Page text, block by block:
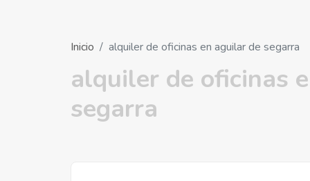
Inicio alquiler de oficinas en aguilar de segarra
alquiler de oficinas
segarra